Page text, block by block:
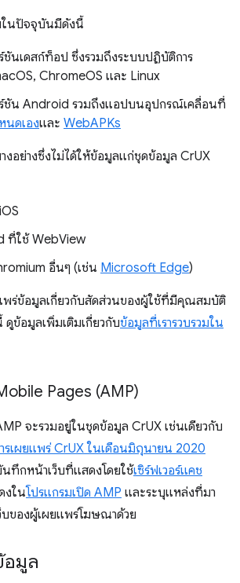
นปัจจุบันมีดังนี้
ชันเดสก์ท็อป ซึ่งรวมถึงระบบปฏิบัติการ
ChromeOS และ Linux
ชัน Android รวมถึงแอปบนอุปกรณ์เคลื่อนที่
ดเองและ WebAPKs
อย่างซึ่งไม่ได้ให้ข้อมูลแก่ชุดข้อมูล CrUX
ที่ใช้ WebView
อื่นๆ (เช่น Microsoft Edge)
พร่ข้อมูลเกี่ยวกับสัดส่วนของผู้ใช้ที่มีคุณสมบัติ
ดูข้อมูลเพิ่มเติมเกี่ยวกับข้อมูลที่เรารวบรวมใน
Pages (AMP)
จะรวมอยู่ในชุดข้อมูล CrUX เช่นเดียวกับ
รเผยแพร่ CrUX ในเดือนมิถุนายน 2020
ทึกหน้าเว็บที่แสดงโดยใช้เซิร์ฟเวอร์แคช
งในโปรแกรมเปิด AMP และระบุแหล่งที่มา
บของผู้เผยแพร่โฆษณาด้วย
มูล